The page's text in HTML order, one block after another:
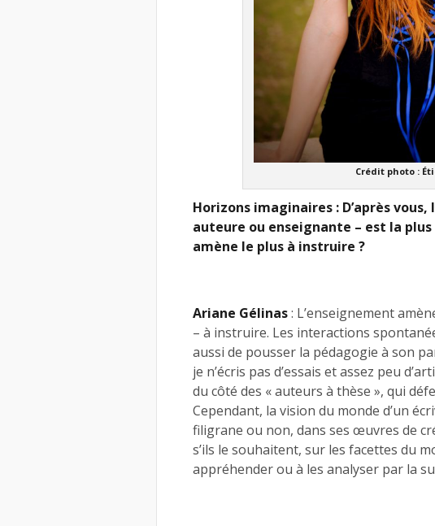
Crédit photo :
Horizons imaginaires : D’après
auteure ou enseignante – est la
amène le plus à instruire ?
Ariane Gélinas: L’enseignement
– à instruire. Les interactions
aussi de pousser la pédagogie à son
je n’écris pas d’essais et assez peu
du côté des « auteurs à thèse », qui
Cependant, la vision du monde d’un
filigrane ou non, dans ses œuvres de
s’ils le souhaitent, sur les facettes du
appréhender ou à les analyser par la